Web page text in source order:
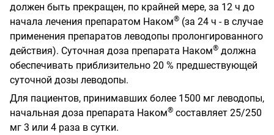
должен быть прекращен, по крайней мере, за 12 ч до
начала лечения препаратом Наком® (за 24 ч - в случае
применения препаратов леводопы пролонгированного
действия). Суточная доза препарата Наком® должна
обеспечивать приблизительно 20 % предшествующей
суточной дозы леводопы.
Для пациентов, принимавших более 1500 мг леводопы,
начальная доза препарата Наком® составляет 25/250
мг 3 или 4 раза в сутки.